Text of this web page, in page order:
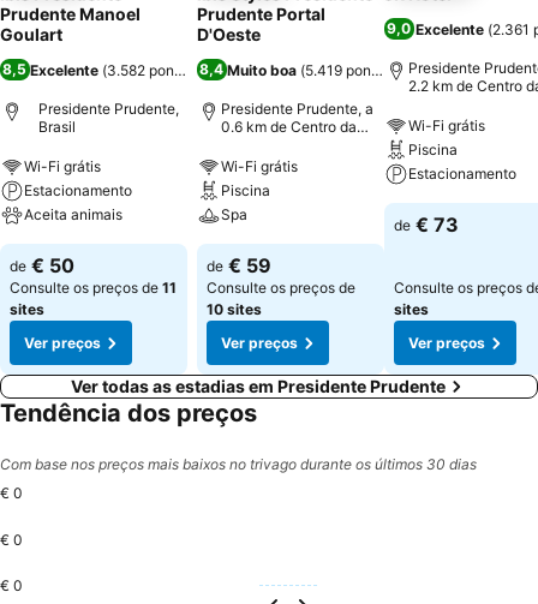
Prudente Manoel
Goulart
8,5 Excelente (3.582 pontuações)
Presidente Prudente,
Brasil
Wi-Fi grátis
Estacionamento
Aceita animais
de € 50
Consulte os preços de 11
sites
Ver preços
Prudente Portal
D'Oeste
8,4 Muito boa (5.419 pontuações)
Presidente Prudente, a
0.6 km de Centro da
Wi-Fi grátis
Piscina
Spa
de € 59
Consulte os preços de
10 sites
Ver preços
9,0 Excelente (2.361
Presidente
2.2 km de Centro
Wi-Fi grátis
Piscina
Estacionamento
de € 73
Consulte os preços
sites
Ver preços
Ver todas as estadias em Presidente Prudente
Tendência dos preços
Com base nos preços mais baixos no trivago durante os últimos 30 dias
€ 0
€ 0
€ 0